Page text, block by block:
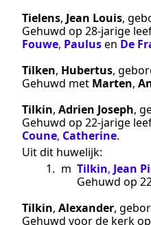
Tielens, Jean Louis,
Gehuwd op 28-jarige
Fouwe, Paulusen De
Tilken, Hubertus,
Gehuwd met Marten,
Tilkin, Adrien Joseph,
Gehuwd op 22-jarige
Coune, Catherine.
Uit dit huwelijk:
1. m Tilkin, Jean
Gehuwd op
Tilkin, Alexander,
Gehuwd voor de kerk op